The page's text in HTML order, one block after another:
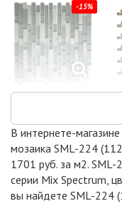
-15%
JAZZ WHITE
8033 руб. / кв.м.
В интернете-
мозаика SML-224
1701 руб. за м2. SML-
серии Mix Spectrum,
вы найдете SML-224